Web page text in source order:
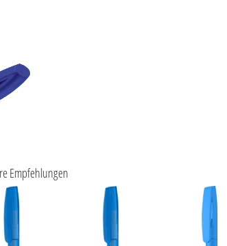
Empfehlungen